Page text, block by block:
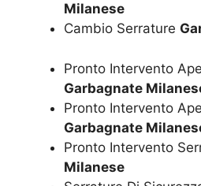
Milanese
Cambio Serrature
Pronto Intervento
Garbagnate
Pronto Intervento
Garbagnate
Pronto Intervento
Milanese